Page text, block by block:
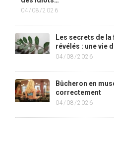
04/08/2026
Les secrets de la
révélés : une vie
04/08/2026
Bûcheron en
correctement
04/08/2026